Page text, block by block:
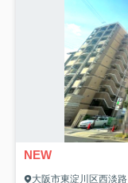
NEW
大阪市東淀川区西淡路